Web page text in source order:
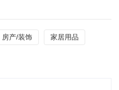
房产/装饰 家居用品